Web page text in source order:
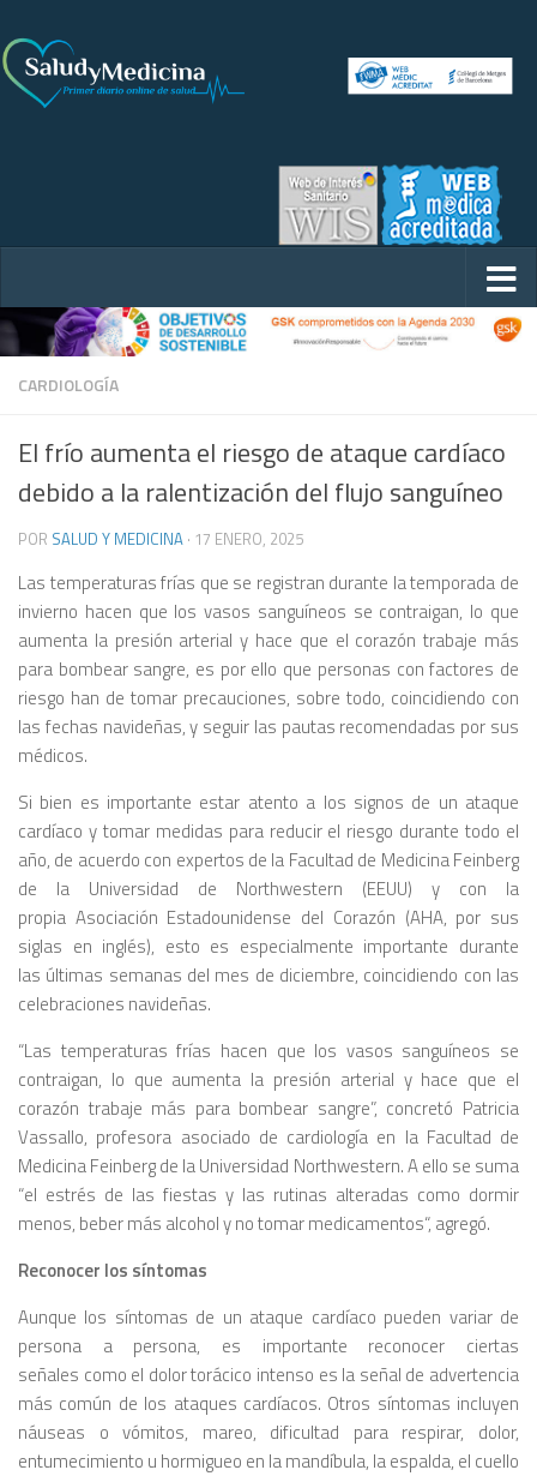
CARDIOLOGÍA
El frío aumenta el riesgo de ataque cardíaco
debido a la ralentización del flujo sanguíneo
POR SALUD Y MEDICINA · 17 ENERO, 2025
Las temperaturas frías que se registran durante la temporada de
invierno hacen que los vasos sanguíneos se contraigan, lo que
aumenta la presión arterial y hace que el corazón trabaje más
para bombear sangre, es por ello que personas con factores de
riesgo han de tomar precauciones, sobre todo, coincidiendo con
las fechas navideñas, y seguir las pautas recomendadas por sus
médicos.
Si bien es importante estar atento a los signos de un ataque
cardíaco y tomar medidas para reducir el riesgo durante todo el
año, de acuerdo con expertos de la Facultad de Medicina Feinberg
de la Universidad de Northwestern (EEUU) y con la
propia Asociación Estadounidense del Corazón (AHA, por sus
siglas en inglés), esto es especialmente importante durante
las últimas semanas del mes de diciembre, coincidiendo con las
celebraciones navideñas.
“Las temperaturas frías hacen que los vasos sanguíneos se
contraigan, lo que aumenta la presión arterial y hace que el
corazón trabaje más para bombear sangre”, concretó Patricia
Vassallo, profesora asociado de cardiología en la Facultad de
Medicina Feinberg de la Universidad Northwestern. A ello se suma
“el estrés de las fiestas y las rutinas alteradas como dormir
menos, beber más alcohol y no tomar medicamentos“, agregó.
Reconocer los síntomas
Aunque los síntomas de un ataque cardíaco pueden variar de
persona a persona, es importante reconocer ciertas
señales como el dolor torácico intenso es la señal de advertencia
más común de los ataques cardíacos. Otros síntomas incluyen
náuseas o vómitos, mareo, dificultad para respirar, dolor,
entumecimiento u hormigueo en la mandíbula, la espalda, el cuello